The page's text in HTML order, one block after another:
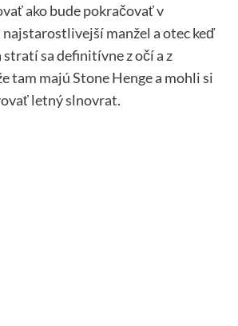
ako bude pokračovať v
manžel a otec keď
stratí sa definitívne z očí a z
tam majú Stone Henge a mohli si
letný slnovrat.